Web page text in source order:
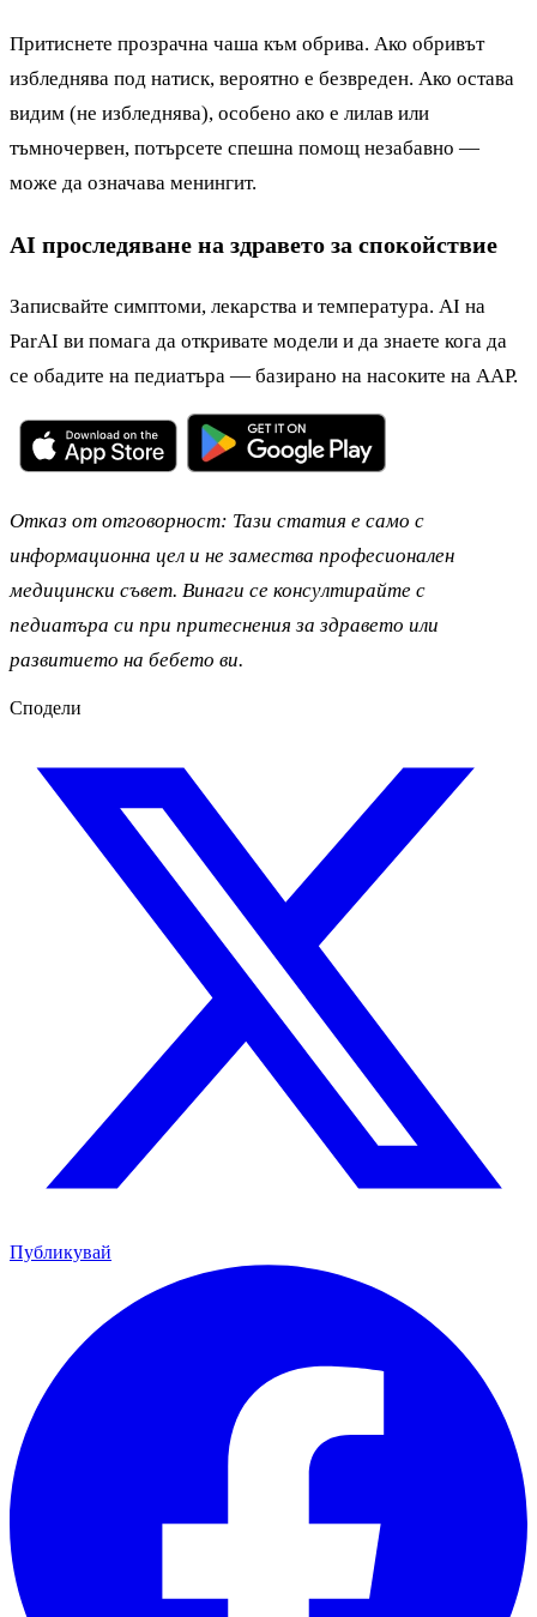
Притиснете прозрачна чаша към обрива. Ако обривът
избледнява под натиск, вероятно е безвреден. Ако остава
видим (не избледнява), особено ако е лилав или
тъмночервен, потърсете спешна помощ незабавно —
може да означава менингит.
AI проследяване на здравето за спокойствие
Записвайте симптоми, лекарства и температура. AI на
ParAI ви помага да откривате модели и да знаете кога да
се обадите на педиатъра — базирано на насоките на AAP.
Отказ от отговорност: Тази статия е само с
информационна цел и не замества професионален
медицински съвет. Винаги се консултирайте с
педиатъра си при притеснения за здравето или
развитието на бебето ви.
Сподели
Публикувай